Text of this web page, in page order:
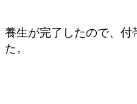
養生が完了したので、付
た。